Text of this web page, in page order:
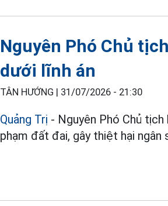
Nguyên Phó Chủ
dưới lĩnh án
TÂN HƯỚNG | 31/07/2026 - 21:30
Quảng Trị - Nguyên Phó Chủ
phạm đất đai, gây thiệt hại ngân